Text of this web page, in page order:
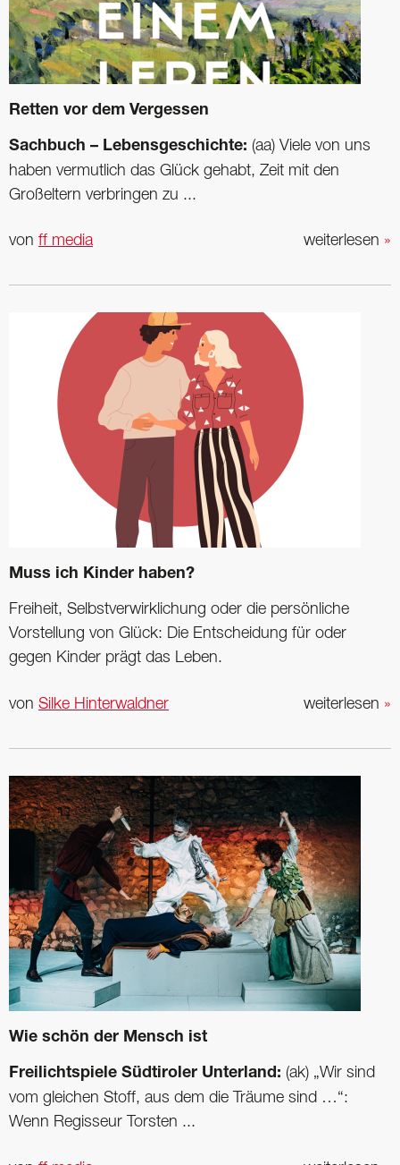
Retten vor dem Vergessen
Sachbuch – Lebensgeschichte: (aa) Viele von uns
haben vermutlich das Glück gehabt, Zeit mit den
Großeltern verbringen zu ...
weiterlesen »
von ff media
Muss ich Kinder haben?
Freiheit, Selbstverwirklichung oder die persönliche
Vorstellung von Glück: Die Entscheidung für oder
gegen ­Kinder prägt das Leben.
weiterlesen »
von Silke Hinterwaldner
Wie schön der Mensch ist
Freilichtspiele Südtiroler Unterland: (ak) „Wir sind
vom gleichen Stoff, aus dem die Träume sind …“:
Wenn Regisseur Torsten ...